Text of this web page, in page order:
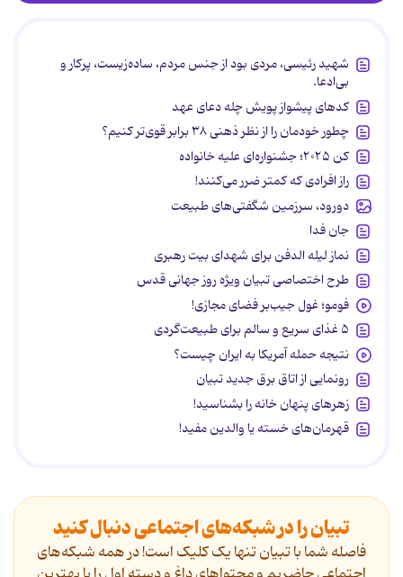
شهید رئیسی، مردی بود از جنس مردم، ساده‌زیست، پرکار و
بی‌ادعا.
کدهای پیشواز پویش چله دعای عهد
چطور خودمان را از نظر ذهنی ۳۸ برابر قوی‌تر کنیم؟
کن ۲۰۲۵؛ جشنواره‌ای علیه خانواده
راز افرادی که کمتر ضرر می‌کنند!
دورود، سرزمین شگفتی‌های طبیعت
جان فدا
نماز لیله الدفن برای شهدای بیت رهبری
طرح اختصاصی تبیان ویژه روز جهانی قدس
فومو؛ غول جیب‌بر فضای مجازی!
۵ غذای سریع و سالم برای طبیعت‌گردی
نتیجه حمله آمریکا به ایران چیست؟
رونمایی از اتاق برق جدید تبیان
زهرهای پنهان خانه را بشناسید!
قهرمان‌های خسته یا والدین مفید!
تبیان را در شبکه‌های اجتماعی دنبال کنید
فاصله شما با تبیان تنها یک کلیک است! در همه شبکه‌های